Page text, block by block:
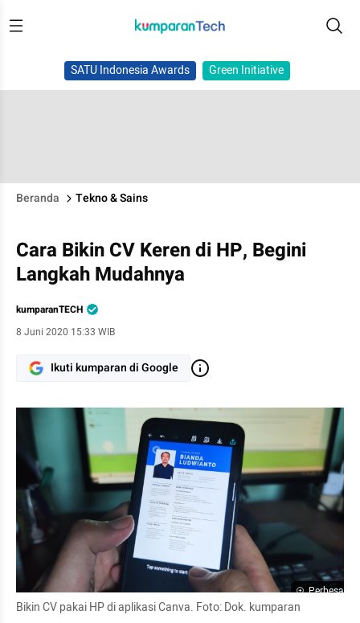
SATU Indonesia Awards Green Initiative
Beranda Tekno & Sains
Cara Bikin CV Keren di HP, Begini
Langkah Mudahnya
kumparanTECH
8 Juni 2020 15:33 WIB
Ikuti kumparan di Google
Perbesar
Bikin CV pakai HP di aplikasi Canva. Foto: Dok. kumparan